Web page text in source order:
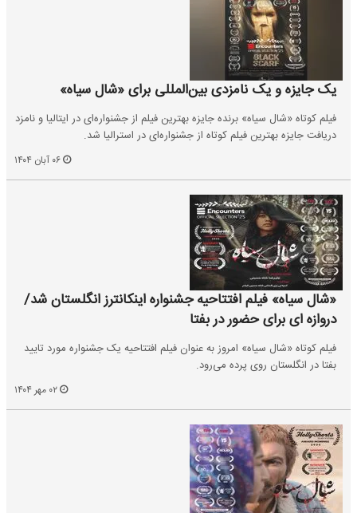
یک جایزه و یک نامزدی بین‌المللی برای «شال سیاه»
فیلم کوتاه «شال سیاه» برنده جایزه بهترین فیلم از جشنواره‌ای در ایتالیا و نامزد
دریافت جایزه بهترین فیلم کوتاه از جشنواره‌ای در استرالیا شد.
«شال سیاه» فیلم افتتاحیه جشنواره اینکانترز انگلستان شد/
دروازه ای برای حضور در بفتا
فیلم کوتاه «شال سیاه» امروز به عنوان فیلم افتتاحیه یک جشنواره مورد تایید
بفتا در انگلستان روی پرده می‌رود.